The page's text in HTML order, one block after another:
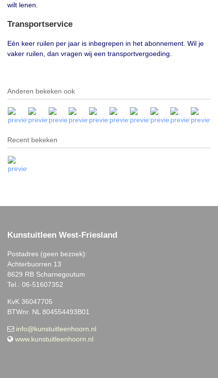
wilt lenen.
Transportservice
Eén keer ruilen per jaar is inbegrepen in het abonnement. Wil je
vaker ruilen, dan vragen wij een transportvergoeding.
Anderen bekeken ook
Recent bekeken
Kunstuitleen West-Friesland
Postadres (geen bezoek):
Achterbuorren 13
8629 RB Scharnegoutum
Tel.: 06-51607352
KvK 36047705
BTWnr. NL 804554493B01
info@kunstuitleenhoorn.nl
www.kunstuitleenhoorn.nl